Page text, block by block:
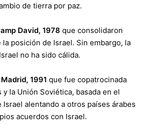
de tierra por paz.
David, 1978 que consolidaron
posición de Israel. Sin embargo, la
no ha sido cálida.
1991 que fue copatrocinada
y la Unión Soviética, basada en el
Israel alentando a otros países árabes
acuerdos con Israel.